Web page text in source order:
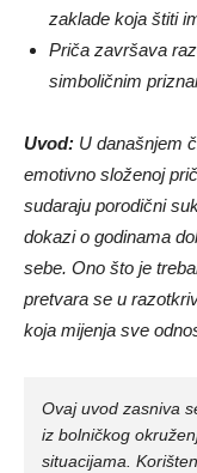
zaklade koja štiti
Priča završava
simboličnim
Uvod: U današnjem
emotivno složenoj
sudaraju porodični
dokazi o godinama
sebe. Ono što je
pretvara se u
koja mijenja sve
Ovaj uvod zasniva
iz bolničkog
situacijama.